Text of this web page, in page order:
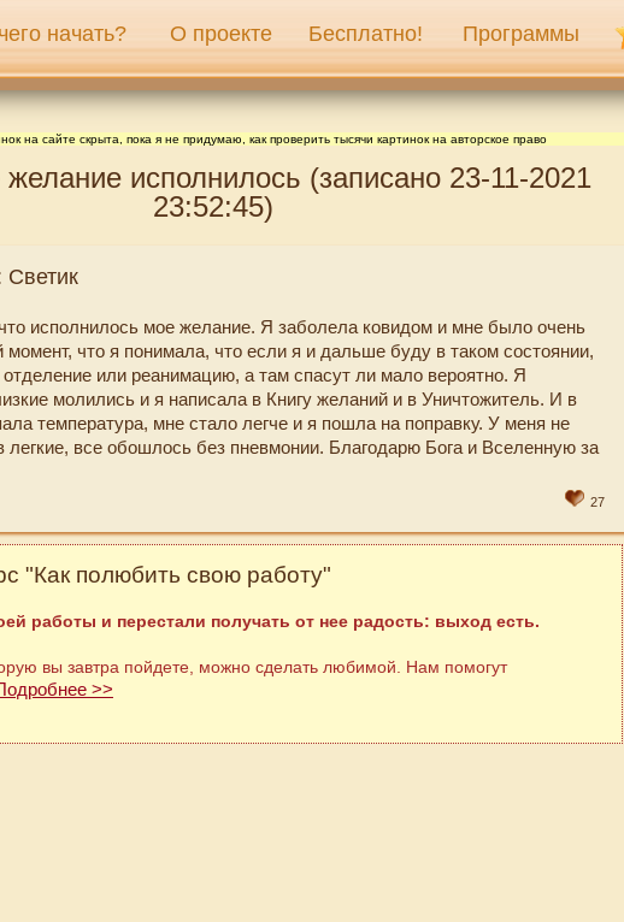
начать? О проекте Бесплатно! Программы
на сайте скрыта, пока я не придумаю, как проверить тысячи картинок на авторское право
исполнилось (записано 23-11-2021
23:52:45)
Светик
исполнилось мое желание. Я заболела ковидом и мне было очень
момент, что я понимала, что если я и дальше буду в таком состоянии,
отделение или реанимацию, а там спасут ли мало вероятно. Я
молились и я написала в Книгу желаний и в Уничтожитель. И в
температура, мне стало легче и я пошла на поправку. У меня не
легкие, все обошлось без пневмонии. Благодарю Бога и Вселенную за
27
"Как полюбить свою работу"
работы и перестали получать от нее радость: выход есть.
вы завтра пойдете, можно сделать любимой. Нам помогут
>>